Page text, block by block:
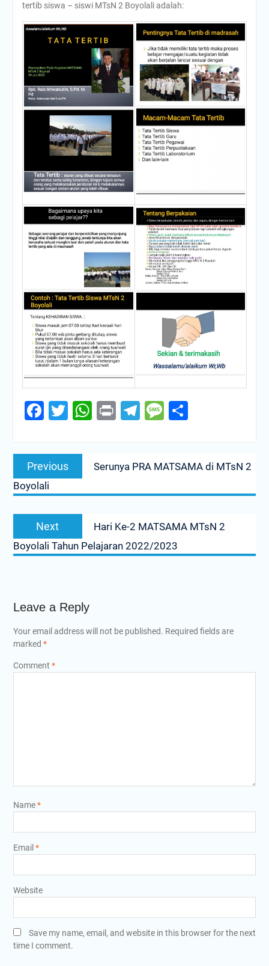
tertib siswa – siswi MTsN 2 Boyolali adalah:
Facebook
Twitter
WhatsApp
PrintTelegram
Message
Share
Post
navigation
Previous
post:
Serunya PRA MATSAMA di MTsN 2
Boyolali
Next
Next
post:
Hari Ke-2 MATSAMA MTsN 2
Boyolali Tahun Pelajaran 2022/2023
Leave a Reply
Your email address will not be published. Required fields are
marked *
Comment *
Name*
Email *
Website
Save my name, email, and website in this browser for the next
time I comment.